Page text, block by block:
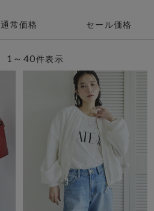
通常価格 セール価格
1～40件表示